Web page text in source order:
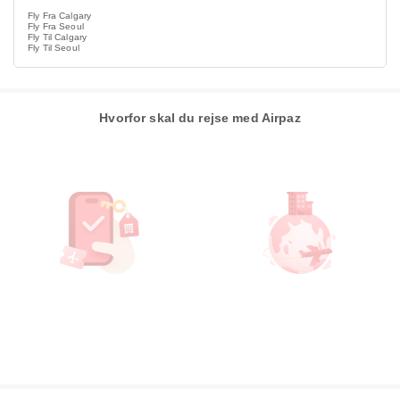
Fly Fra Calgary
Fly Fra Seoul
Fly Til Calgary
Fly Til Seoul
Hvorfor skal du rejse med Airpaz